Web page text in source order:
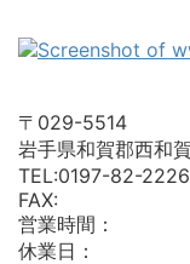
〒029-5514
岩手県和賀郡西和
TEL:0197-82-2226
FAX:
営業時間：
休業日：